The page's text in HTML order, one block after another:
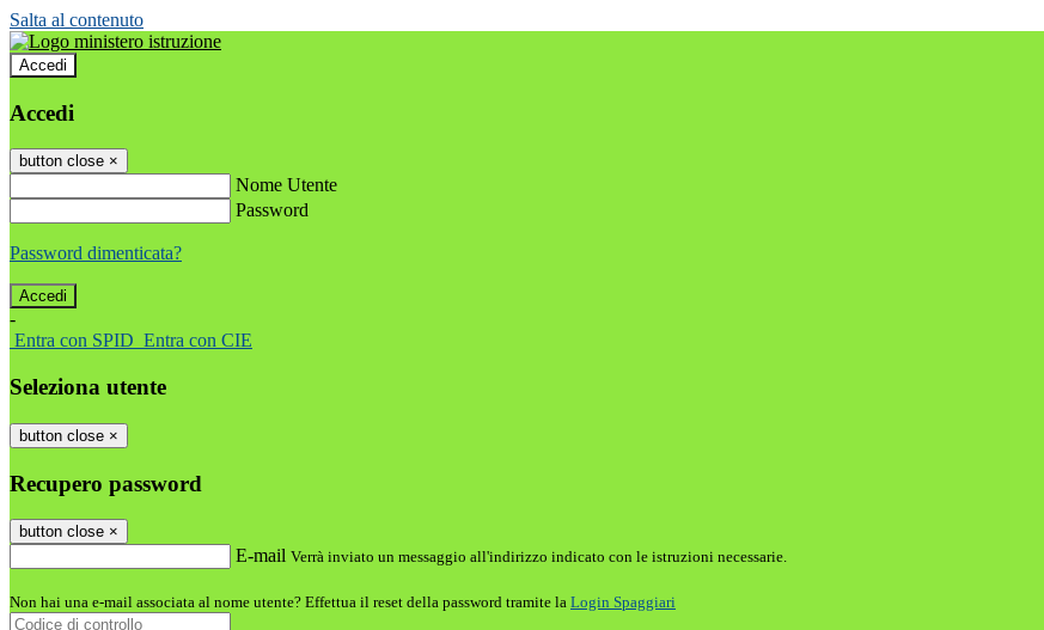
Salta al contenuto
Accedi
Accedi
button close ×
Nome Utente
Password
Password dimenticata?
-
Entra con SPID Entra con CIE
Seleziona utente
button close ×
Recupero password
button close ×
E-mail Verrà inviato un messaggio all'indirizzo indicato con le istruzioni necessarie.
Non hai una e-mail associata al nome utente? Effettua il reset della password tramite la Login Spaggiari